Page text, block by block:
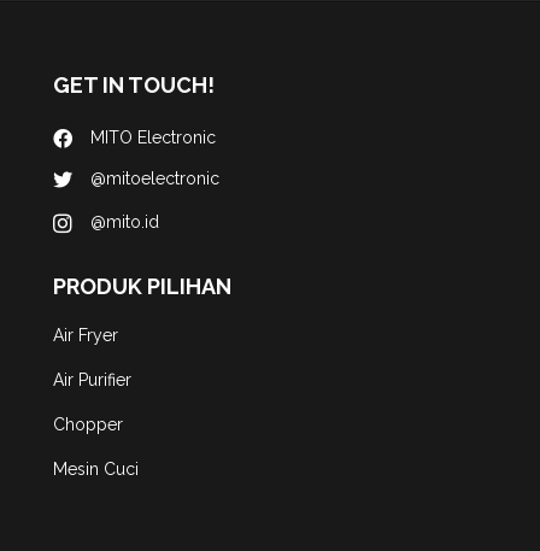
GET IN TOUCH!
MITO Electronic
@mitoelectronic
@mito.id
PRODUK PILIHAN
Air Fryer
Air Purifier
Chopper
Mesin Cuci